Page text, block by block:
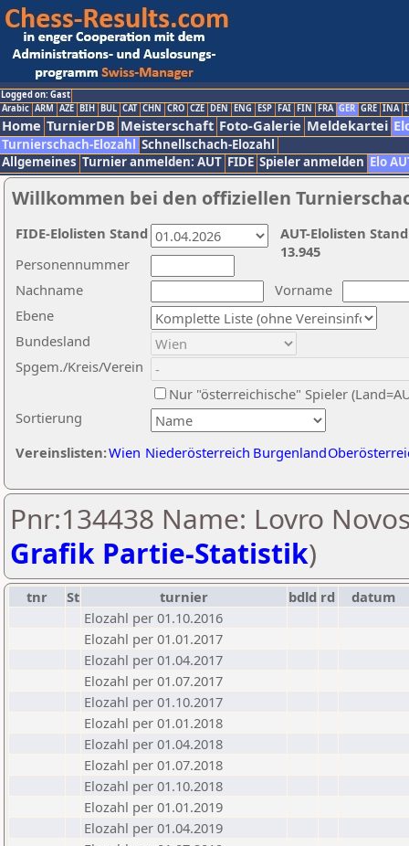
Logged on: Gast
Arabic ARM AZE BIH BUL CAT CHN CRO CZE DEN ENG ESP FAI FIN FRA GER GRE INA
Home TurnierDB Meisterschaft Foto-Galerie Meldekartei
Turnierschach-Elozahl Schnellschach-Elozahl
Allgemeines Turnier anmelden: AUT FIDE Spieler anmelden Elo
Willkommen bei den offiziellen
Nachname
Vorname
Ebene
Sortierung
Personennummer
Bundesland
Spgem./Kreis/Verein
Nur "österreichische" Spieler
Vereinslisten:Wien Niederösterreich Burgenland
AUT-Elolisten
13.945
FIDE-Elolisten Stand
Pnr:134438 Name: Lovro
Grafik Partie-Statistik)
tnr St turnier bdld rd
datum
Elozahl per 01.10.2016
Elozahl per 01.01.2017
Elozahl per 01.04.2017
Elozahl per 01.07.2017
Elozahl per 01.10.2017
Elozahl per 01.01.2018
Elozahl per 01.04.2018
Elozahl per 01.07.2018
Elozahl per 01.10.2018
Elozahl per 01.01.2019
Elozahl per 01.04.2019